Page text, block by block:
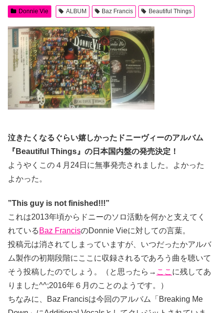
Donnie Vie ALBUM Baz Francis Beautiful Things
泣きたくなるぐらい嬉しかったドニーヴィーのアルバム
『Beautiful Things』の日本国内盤の発売決定！
ようやくこの４月24日に無事発売されました。よかった
よかった。
”This guy is not finished!!!”
これは2013年頃からドニーのソロ活動を何かと支えてく
れている Baz FrancisのDonnie Vieに対しての言葉。
投稿元は消されてしまっていますが、いつだったかアルバ
ム製作の初期段階にここに収録されるであろう曲を聴いて
そう投稿したのでしょう。（と思ったら→ ここ に残してあ
りました^^;2016年６月のことのようです。）
ちなみに、Baz Francisは今回のアルバム「Breaking Me